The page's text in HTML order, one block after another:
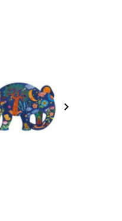
keyboard_arrow_right